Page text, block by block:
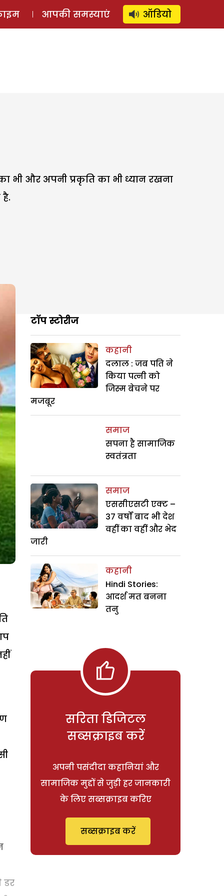
लॉग इन ⚲ SUBSCRIBE
आपकी समस्याएं ऑडियो
भी और अपनी प्रकृति का भी ध्यान रखना
डर
टॉप स्टोरीज
कहानी
दलाल : जब पति ने
किया पत्नी को
जिस्म बेचने पर
मजबूर
समाज
सपना है सामाजिक
स्वतंत्रता
समाज
एससीएसटी एक्ट –
37 वर्षों बाद भी देश
वहीं का वहीं और भेद
जारी
कहानी
Hindi Stories:
आदर्श मत बनना
तनु
सरिता डिजिटल
सब्सक्राइब करें
अपनी पसंदीदा कहानियां और
सामाजिक मुद्दों से जुड़ी हर जानकारी
के लिए सब्सक्राइब करिए
सब्सक्राइब करें